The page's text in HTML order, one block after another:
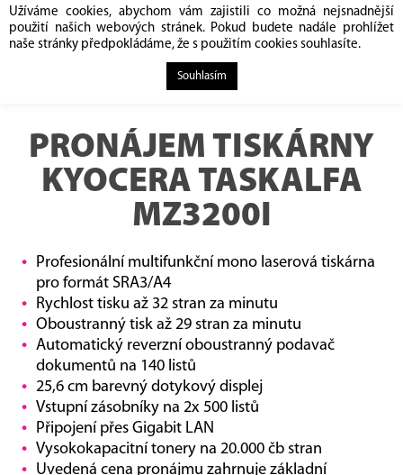
PRONÁJEM TISKÁRNY
KYOCERA TASKALFA
MZ3200I
Profesionální multifunkční mono laserová tiskárna
pro formát SRA3/A4
Rychlost tisku až 32 stran za minutu
Oboustranný tisk až 29 stran za minutu
Automatický reverzní oboustranný podavač
dokumentů na 140 listů
25,6 cm barevný dotykový displej
Vstupní zásobníky na 2x 500 listů
Připojení přes Gigabit LAN
Vysokokapacitní tonery na 20.000 čb stran
Uvedená cena pronájmu zahrnuje základní
Užíváme cookies, abychom vám zajistili co možná nejsnadnější
použití našich webových stránek. Pokud budete nadále prohlížet
naše stránky předpokládáme, že s použitím cookies souhlasíte.
Souhlasím